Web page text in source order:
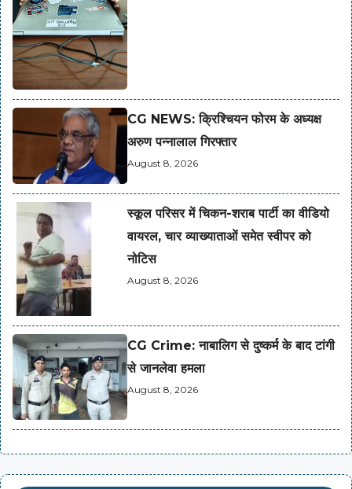
CG NEWS: क्रिश्चियन फोरम के अध्यक्ष
अरुण पन्नालाल गिरफ्तार
August 8, 2026
स्कूल परिसर में चिकन-शराब पार्टी का वीडियो
वायरल, चार व्याख्याताओं समेत स्वीपर को
नोटिस
August 8, 2026
CG Crime: नाबालिग से दुष्कर्म के बाद टांगी
से जानलेवा हमला
August 8, 2026